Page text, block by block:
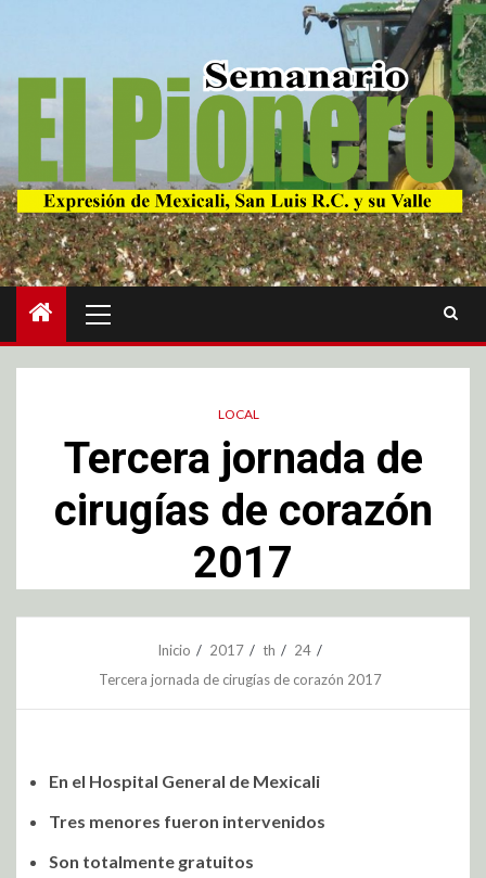
LOCAL
Tercera jornada de
cirugías de corazón
2017
Inicio 2017 th
24
Tercera jornada de cirugías de corazón 2017
En el Hospital General de Mexicali
Tres menores fueron intervenidos
Son totalmente gratuitos